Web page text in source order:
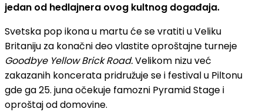
jedan od hedlajnera ovog kultnog događaja.
Svetska pop ikona u martu će se vratiti u Veliku
Britaniju za konačni deo vlastite oproštajne turneje
Goodbye Yellow Brick Road.Velikom nizu već
zakazanih koncerata pridružuje se i festival u Piltonu
gde ga 25. juna očekuje famozni Pyramid Stage i
oproštaj od domovine.